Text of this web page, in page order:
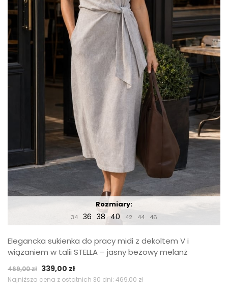
Rozmiary:
34 36 38 40 42 44 46
Elegancka sukienka do pracy midi z dekoltem V i
wiązaniem w talii STELLA – jasny beżowy melanż
469,00zł Pierwotna
cena
339,00 złAktualna
cena
Najniższa cena z ostatnich 30 dni: 469,00 zł